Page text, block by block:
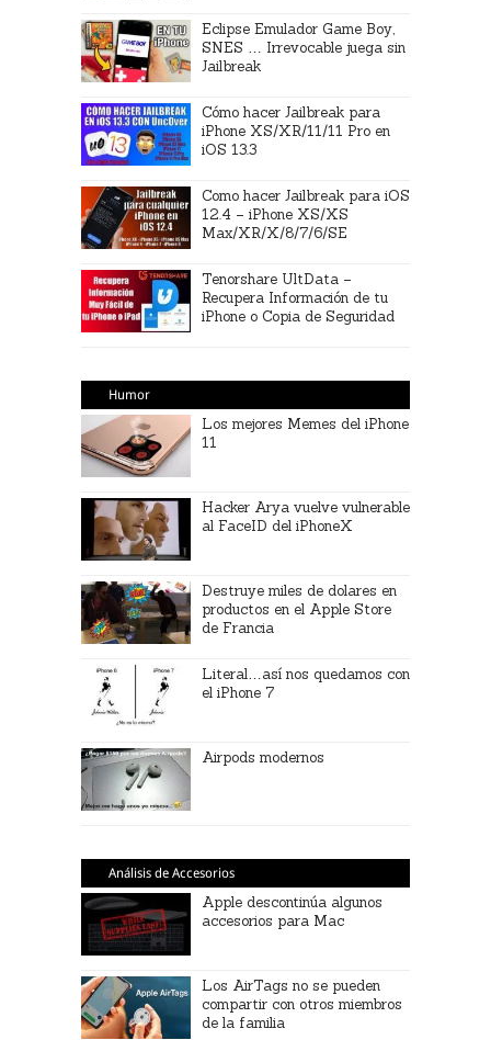
Eclipse Emulador Game Boy,
SNES … Irrevocable juega sin
Jailbreak
Cómo hacer Jailbreak para
iPhone XS/XR/11/11 Pro en
iOS 13.3
Como hacer Jailbreak para iOS
12.4 – iPhone XS/XS
Max/XR/X/8/7/6/SE
Tenorshare UltData –
Recupera Información de tu
iPhone o Copia de Seguridad
Humor
Los mejores Memes del iPhone
11
Hacker Arya vuelve vulnerable
al FaceID del iPhoneX
Destruye miles de dolares en
productos en el Apple Store
de Francia
Literal…así nos quedamos con
el iPhone 7
Airpods modernos
Análisis de Accesorios
Apple descontinúa algunos
accesorios para Mac
Los AirTags no se pueden
compartir con otros miembros
de la familia